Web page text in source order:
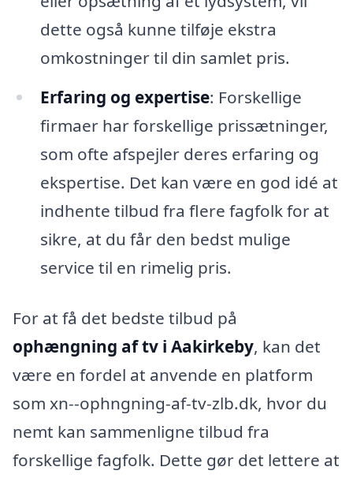
dette også kunne tilføje ekstra
omkostninger til din samlet pris.
Erfaring og expertise: Forskellige
firmaer har forskellige prissætninger,
som ofte afspejler deres erfaring og
ekspertise. Det kan være en god idé at
indhente tilbud fra flere fagfolk for at
sikre, at du får den bedst mulige
service til en rimelig pris.
For at få det bedste tilbud på
ophængning af tv i Aakirkeby, kan det
være en fordel at anvende en platform
som xn--ophngning-af-tv-zlb.dk, hvor du
nemt kan sammenligne tilbud fra
forskellige fagfolk. Dette gør det lettere at